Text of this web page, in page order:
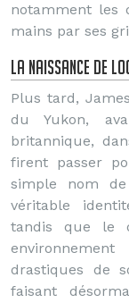
notamment les
mains par ses
La naissance de
Plus tard,
du Yukon,
britannique,
firent passer
simple nom
véritable
tandis que le
drastiques de
faisant